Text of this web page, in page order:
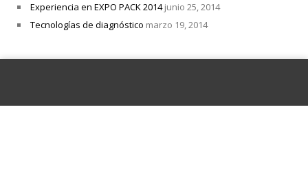
Experiencia en EXPO PACK 2014 junio 25, 2014
Tecnologías de diagnóstico marzo 19, 2014